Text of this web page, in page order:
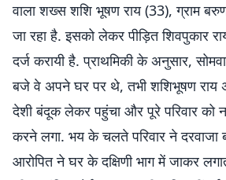
वाला शख्स शशि भूषण राय (33), ग्राम
जा रहा है. इसको लेकर पीड़ित शिवपुकार
दर्ज करायी है. प्राथमिकी के अनुसार,
बजे वे अपने घर पर थे, तभी शशिभूषण राय
देशी बंदूक लेकर पहुंचा और पूरे परिवार को
करने लगा. भय के चलते परिवार ने दरवाजा
आरोपित ने घर के दक्षिणी भाग में जाकर